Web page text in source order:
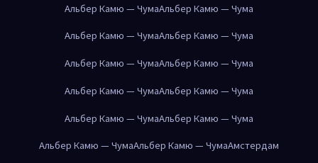
Альбер Камю — ЧумаАльбер Камю — Чума
Альбер Камю — ЧумаАльбер Камю — Чума
Альбер Камю — ЧумаАльбер Камю — Чума
Альбер Камю — ЧумаАльбер Камю — Чума
Альбер Камю — ЧумаАльбер Камю — Чума
Альбер Камю — ЧумаАльбер Камю — ЧумаАмстердам